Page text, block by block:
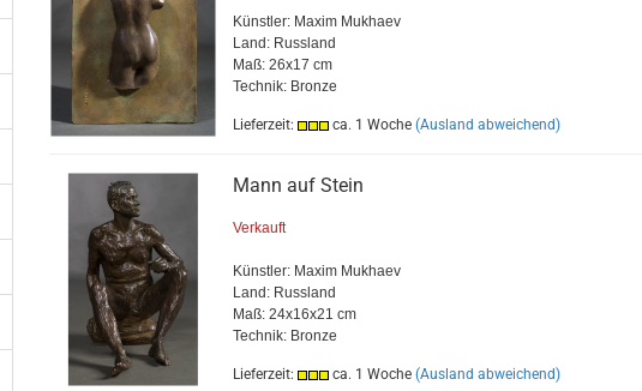
Künstler: Maxim Mukhaev
Land: Russland
Maß: 26x17 cm
Technik: Bronze
Lieferzeit: ca. 1 Woche (Ausland abweichend)
Mann auf Stein
Verkauft
Künstler: Maxim Mukhaev
Land: Russland
Maß: 24x16x21 cm
Technik: Bronze
Lieferzeit: ca. 1 Woche (Ausland abweichend)